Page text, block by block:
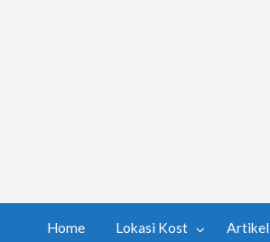
Home Lokasi Kost Artikel